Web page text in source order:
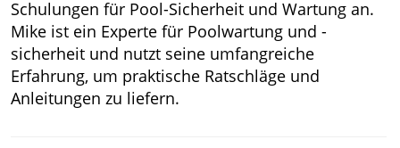
Schulungen für Pool-Sicherheit und Wartung an.
Mike ist ein Experte für Poolwartung und -
sicherheit und nutzt seine umfangreiche
Erfahrung, um praktische Ratschläge und
Anleitungen zu liefern.